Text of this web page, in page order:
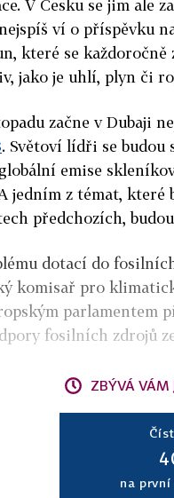
V Česku se jim ale
ví o příspěvku
které se každoročně
jako je uhlí, plyn či
začne v Dubaji
. Světoví lídři se budou
emise
jedním z témat, které
předchozích,
dotací do
komisař pro
parlamentem
fosilních zdrojů
ZBÝVÁ VÁM
na